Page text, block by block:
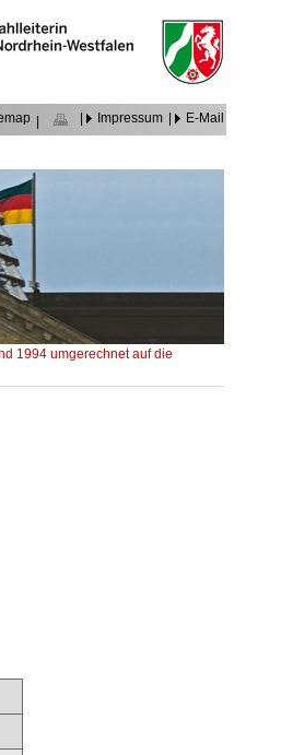
Impressum E-Mail
1994 umgerechnet auf die